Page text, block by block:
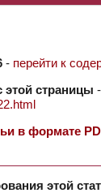
- перейти к
страницы -
в формате
этой